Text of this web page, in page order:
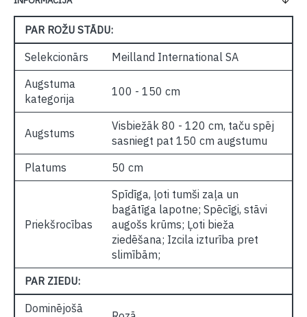
PAR ROŽU STĀDU:
Selekcionārs
Meilland International SA
Augstuma
kategorija
100 - 150 cm
Augstums
Visbiežāk 80 - 120 cm, taču spēj
sasniegt pat 150 cm augstumu
Platums
50 cm
Priekšrocības
Spīdīga, ļoti tumši zaļa un
bagātīga lapotne; Spēcīgi, stāvi
augošs krūms; Ļoti bieža
ziedēšana; Izcila izturība pret
slimībām;
PAR ZIEDU:
Dominējošā